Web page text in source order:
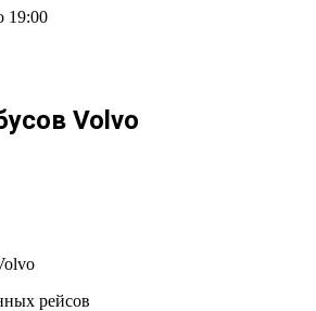
19:00
Volvo
рейсов